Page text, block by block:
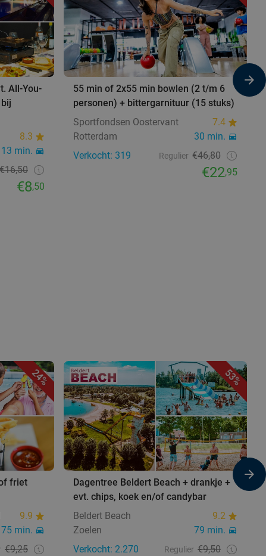
All-You-
8.3
13 min.
€16,50
€8,50
55 min of 2x55 min bowlen (2 t/m 6
personen) + bittergarnituur (15 stuks)
Sportfondsen Oostervant
7.4
Rotterdam
30 min.
Verkocht: 319
Regulier €46,80
€22,95
24%
friet
9.9
75 min.
€9,25
53%
Dagentree Beldert Beach + drankje +
evt. chips, koek en/of candybar
Beldert Beach
9.2
Zoelen
79 min.
Verkocht: 2.270
Regulier €9,50